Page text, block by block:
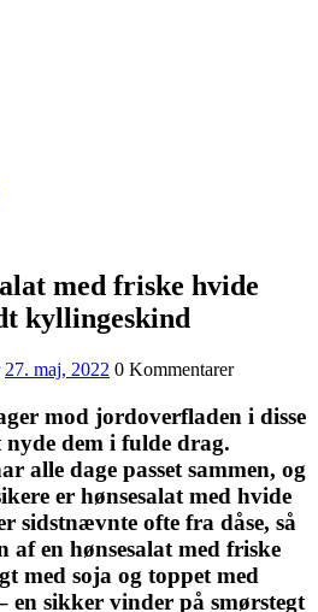
med friske hvide
kyllingeskind
27. maj, 2022 0 Kommentarer
mod jordoverfladen i disse
nyde dem i fulde drag.
alle dage passet sammen, og
er hønsesalat med hvide
sidstnævnte ofte fra dåse, så
en hønsesalat med friske
med soja og toppet med
en sikker vinder på smørstegt